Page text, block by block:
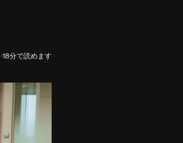
·18分で読めます